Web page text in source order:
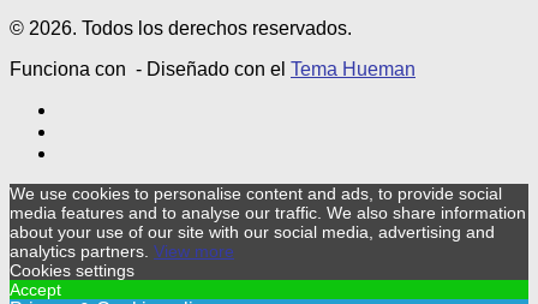
© 2026. Todos los derechos reservados.
Funciona con - Diseñado con el Tema Hueman
We use cookies to personalise content and ads, to provide social
media features and to analyse our traffic. We also share information
about your use of our site with our social media, advertising and
analytics partners. View more
Cookies settings
Accept